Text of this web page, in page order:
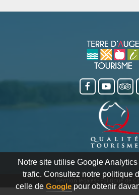
Notre site utilise Google
trafic. Consultez notre politique
celle de Google pour obtenir
Politique de